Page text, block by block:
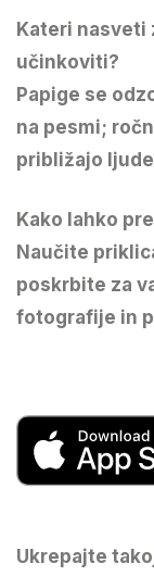
Kateri nasveti
učinkoviti?
Papige se
na pesmi;
približajo
Kako lahko
Naučite
poskrbite za
fotografije in
Ukrepajte